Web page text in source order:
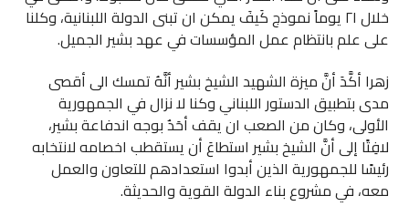
خلال ٢١ يوماً نموذج كَيفَ يمكن ان تبنى الدولة اللبنانية، وكلنا
على علم بانتظام عمل المؤسسات في عهد بشير الجميل.
زهرا أكَّدَ أنَّ ميزة الشهيد الشيخ بشير أنَّهُ تمسك الى أقصى
مدى بتطبيق الدستور اللبناني وكنا لا نزال في الجمهورية
الأولى، وكان من الصعب ان يقف أحَدٌ بوجه اندفاعة بشير،
لافِتًا إلى أنَّ الشيخ بشير استطاعَ أن يستقطب اخصامه لانتخابه
رئيسًا للجمهورية الذين أبدوا استعدادهم للتعاون والعمل
معه، في مشروع بناء الدولة القوية والحديثة.